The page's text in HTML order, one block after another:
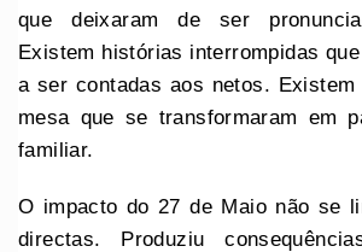
que deixaram de ser
Existem histórias interrompidas
a ser contadas aos netos.
mesa que se transformaram em
familiar.
O impacto do 27 de Maio não se
directas. Produziu